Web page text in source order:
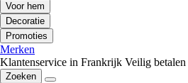
Voor hem
Decoratie
Promoties
Merken
Klantenservice in Frankrijk Veilig betalen
Zoeken